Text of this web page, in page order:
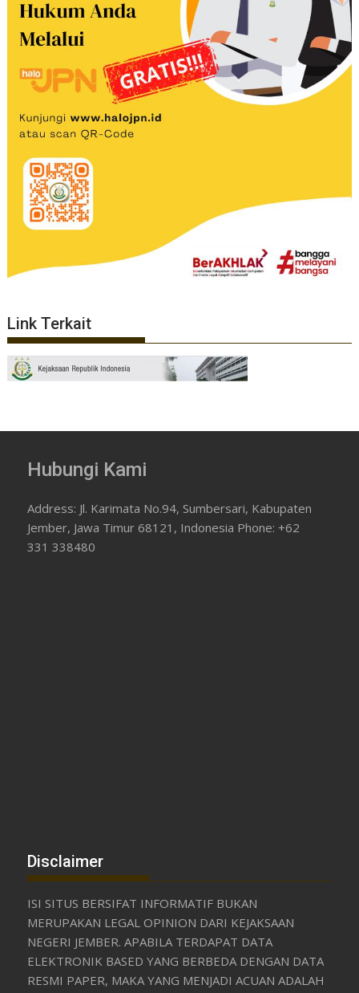
Link Terkait
Hubungi Kami
Address: Jl. Karimata No.94, Sumbersari, Kabupaten
Jember, Jawa Timur 68121, Indonesia Phone: +62
331 338480
Disclaimer
ISI SITUS BERSIFAT INFORMATIF BUKAN
MERUPAKAN LEGAL OPINION DARI KEJAKSAAN
NEGERI JEMBER. APABILA TERDAPAT DATA
ELEKTRONIK BASED YANG BERBEDA DENGAN DATA
RESMI PAPER, MAKA YANG MENJADI ACUAN ADALAH